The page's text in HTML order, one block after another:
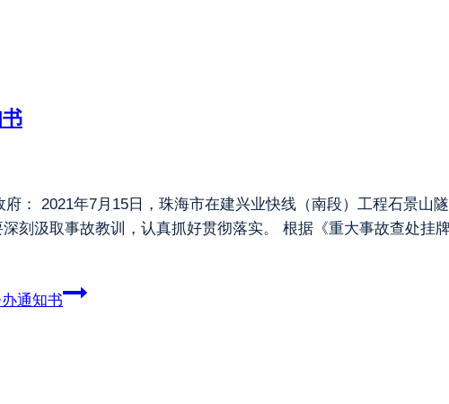
： 2021年7月15日，珠海市在建兴业快线（南段）工程石景山
刻汲取事故教训，认真抓好贯彻落实。 根据《重大事故查处挂
通知书